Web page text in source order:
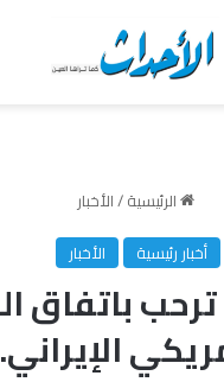
الرئيسية/الأخبار
أخبار رئيسية
الأخبار
ترحب باتفاق
الإيراني.